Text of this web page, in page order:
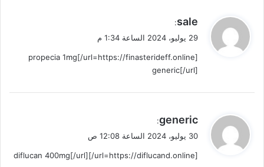
ي
ق
ل
sale
:
29 يوليو، 2024 الساعة 1:34 م
[url=https://finasterideff.online/]propecia 1mg
generic[/url]
ي
ق
ل
generic
:
30 يوليو، 2024 الساعة 12:08 ص
[url=https://diflucand.online/]diflucan 400mg[/url]